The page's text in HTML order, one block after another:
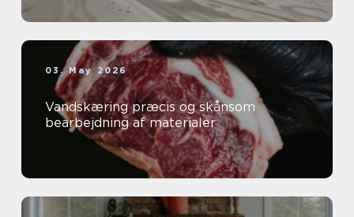
03. May 2026
Vandskæring præcis og skånsom
bearbejdning af materialer